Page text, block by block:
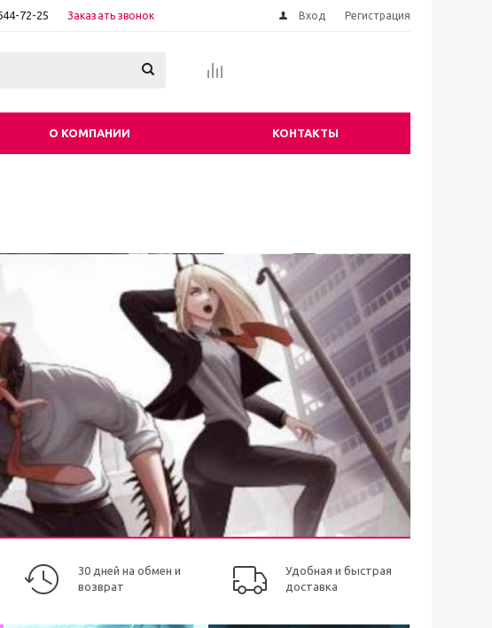
72-25 Заказать звонок Вход Регистрация
О КОМПАНИИ КОНТАКТЫ
30 дней на обмен и
возврат
Удобная и быстрая
доставка